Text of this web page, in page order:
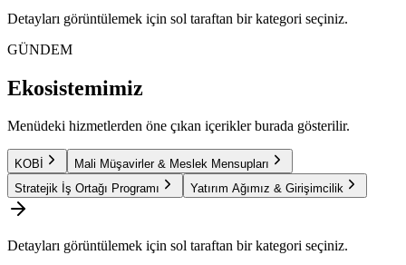
Detayları görüntülemek için sol taraftan bir kategori seçiniz.
GÜNDEM
Ekosistemimiz
Menüdeki hizmetlerden öne çıkan içerikler burada gösterilir.
KOBİ
Mali Müşavirler & Meslek Mensupları
Stratejik İş Ortağı Programı
Yatırım Ağımız & Girişimcilik
Detayları görüntülemek için sol taraftan bir kategori seçiniz.